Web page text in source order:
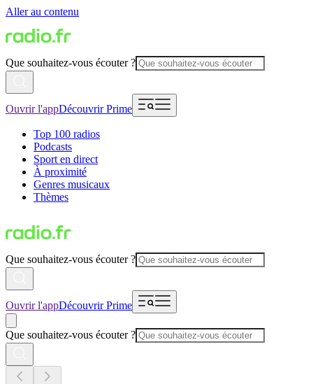
Aller au contenu
Que souhaitez-vous écouter ?
Ouvrir l'appDécouvrir Prime
Top 100 radios
Podcasts
Sport en direct
À proximité
Genres musicaux
Thèmes
Que souhaitez-vous écouter ?
Ouvrir l'appDécouvrir Prime
Que souhaitez-vous écouter ?